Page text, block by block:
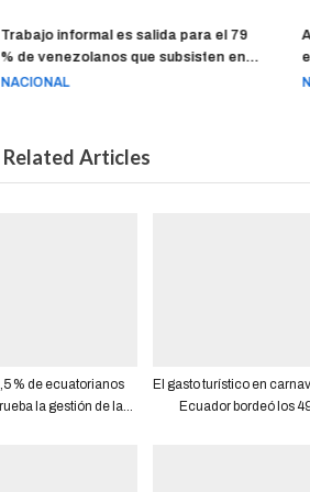
Trabajo informal es salida para el 79
% de venezolanos que subsisten en
Ecuador y el 72 % gana $ 84 al mes
NACIONAL
Articles
% de ecuatorianos
la gestión de la
El gasto turístico en
Ecuador bordeó los